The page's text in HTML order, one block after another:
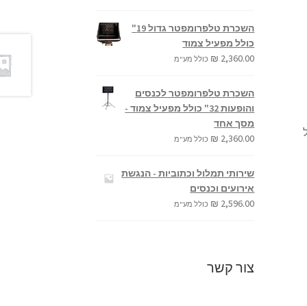
השכרת טלפרומפטר גדול 19"
כולל מפעיל צמוד
₪ 2,360.00 כולל מע"מ
השכרת טלפרומפטר לכנסים
והופעות 32" כולל מפעיל צמוד -
מסך אחד
₪ 2,360.00 כולל מע"מ
שירותי תמלול וכתוביות - הנגשת
אירועים וכנסים
₪ 2,596.00 כולל מע"מ
צור קשר